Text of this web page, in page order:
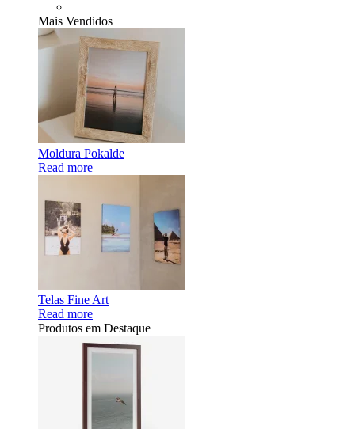
Mais Vendidos
Moldura Pokalde
Read more
Telas Fine Art
Read more
Produtos em Destaque